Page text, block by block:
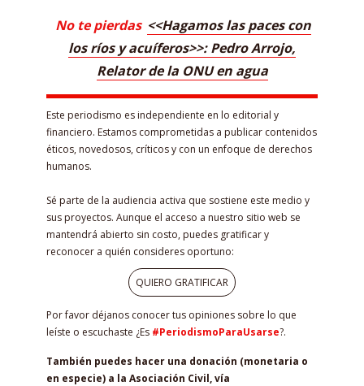
No te pierdas <<Hagamos las paces con
los ríos y acuíferos>>: Pedro Arrojo,
Relator de la ONU en agua
Este periodismo es independiente en lo editorial y
financiero. Estamos comprometidas a publicar contenidos
éticos, novedosos, críticos y con un enfoque de derechos
humanos.
Sé parte de la audiencia activa que sostiene este medio y
sus proyectos. Aunque el acceso a nuestro sitio web se
mantendrá abierto sin costo, puedes gratificar y
reconocer a quién consideres oportuno:
QUIERO GRATIFICAR
Por favor déjanos conocer tus opiniones sobre lo que
leíste o escuchaste ¿Es #PeriodismoParaUsarse?.
También puedes hacer una donación (monetaria o
en especie) a la Asociación Civil, vía